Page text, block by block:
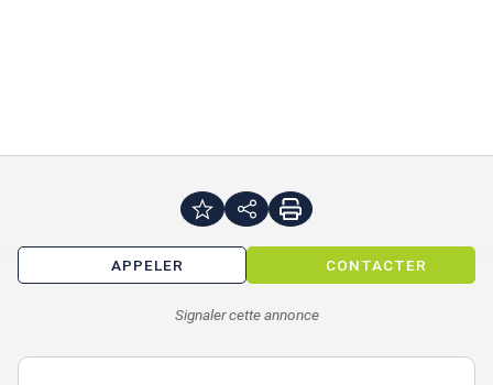
Effet d'enseigne
Parkings sous sol à la location : à 75 euros HT/U/mois
Surface RDC : 115 m²
Accessibilité:
Bus Talence Centre-Forum (Côté Cinéma) (Ligne 20, Ligne 43)
APPELER CONTACTER
Signaler cette annonce